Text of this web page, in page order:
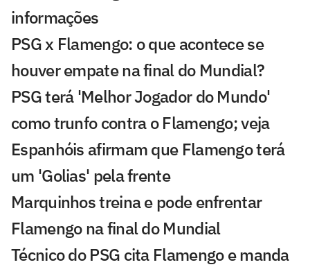
informações
PSG x Flamengo: o que acontece se
houver empate na final do Mundial?
PSG terá 'Melhor Jogador do Mundo'
como trunfo contra o Flamengo; veja
Espanhóis afirmam que Flamengo terá
um 'Golias' pela frente
Marquinhos treina e pode enfrentar
Flamengo na final do Mundial
Técnico do PSG cita Flamengo e manda